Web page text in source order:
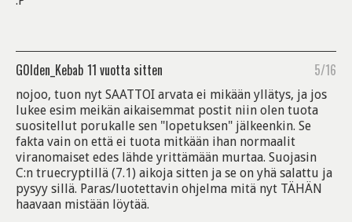
G0lden_Kebab 11 vuotta sitten 5/16
nojoo, tuon nyt SAATTOI arvata ei mikään yllätys, ja jos
lukee esim meikän aikaisemmat postit niin olen tuota
suositellut porukalle sen "lopetuksen" jälkeenkin. Se
fakta vain on että ei tuota mitkään ihan normaalit
viranomaiset edes lähde yrittämään murtaa. Suojasin
C:n truecryptillä (7.1) aikoja sitten ja se on yhä salattu ja
pysyy sillä. Paras/luotettavin ohjelma mitä nyt TÄHÄN
haavaan mistään löytää.